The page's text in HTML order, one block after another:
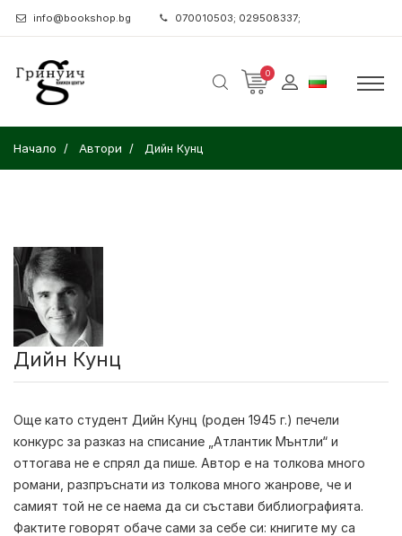
info@bookshop.bg 070010503; 029508337;
0
Начало Автори Дийн Кунц
Дийн Кунц
Още като студент Дийн Кунц (роден 1945 г.) печели
конкурс за разказ на списание „Атлантик Мънтли“ и
оттогава не е спрял да пише. Автор е на толкова много
романи, разпръснати из толкова много жанрове, че и
самият той не се наема да си състави библиографията.
Фактите говорят обаче сами за себе си: книгите му са